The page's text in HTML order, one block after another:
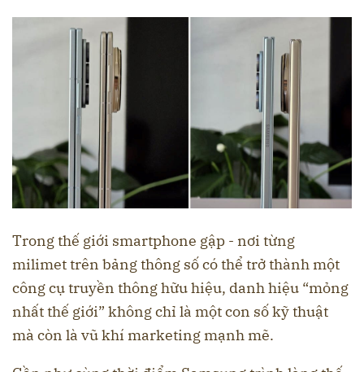
Trong thế giới smartphone gập - nơi từng
milimet trên bảng thông số có thể trở thành một
công cụ truyền thông hữu hiệu, danh hiệu “mỏng
nhất thế giới” không chỉ là một con số kỹ thuật
mà còn là vũ khí marketing mạnh mẽ.